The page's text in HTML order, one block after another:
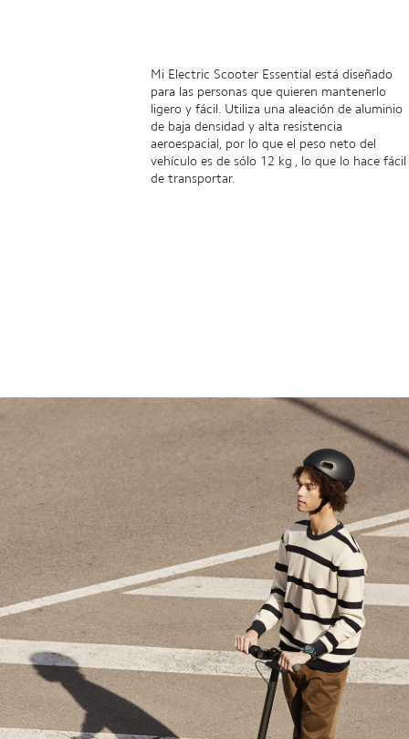
Mi Electric Scooter Essential está diseñado
para las personas que quieren mantenerlo
ligero y fácil. Utiliza una aleación de aluminio
de baja densidad y alta resistencia
aeroespacial, por lo que el peso neto del
vehículo es de sólo 12 kg , lo que lo hace fácil
de transportar.